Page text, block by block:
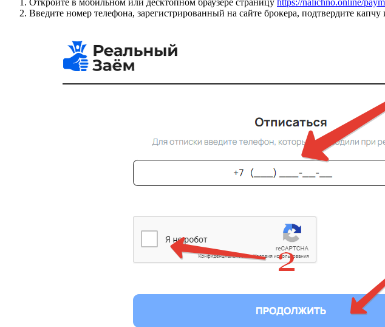
Введите номер телефона, зарегистрированный на сайте брокера, подтвердите